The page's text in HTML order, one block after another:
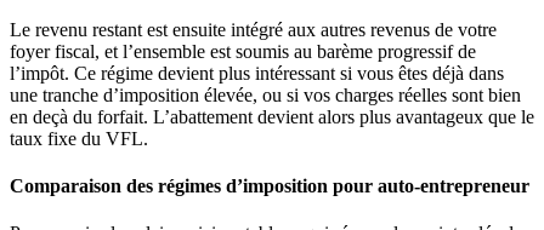
Le revenu restant est ensuite intégré aux autres revenus de votre
foyer fiscal, et l’ensemble est soumis au barème progressif de
l’impôt. Ce régime devient plus intéressant si vous êtes déjà dans
une tranche d’imposition élevée, ou si vos charges réelles sont bien
en deçà du forfait. L’abattement devient alors plus avantageux que le
taux fixe du VFL.
Comparaison des régimes d’imposition pour auto-entrepreneur